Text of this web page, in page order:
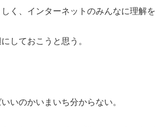
く、インターネットのみんなに理解
しておこうと思う。
いのかいまいち分からない。